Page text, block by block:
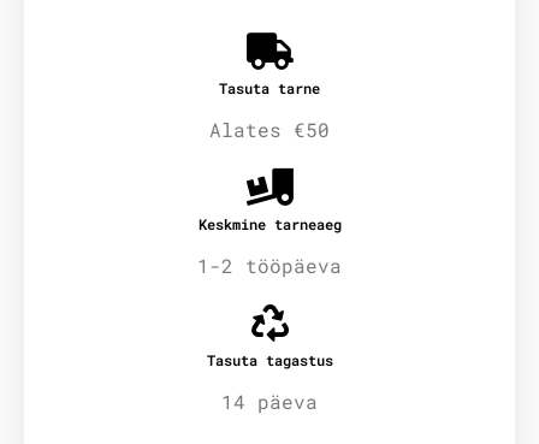
Tasuta tarne
Alates €50
Keskmine tarneaeg
1-2 tööpäeva
Tasuta tagastus
14 päeva